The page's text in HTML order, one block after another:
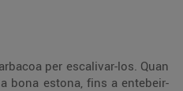
per escalivar-los. Quan
bona estona, fins a entebeir-